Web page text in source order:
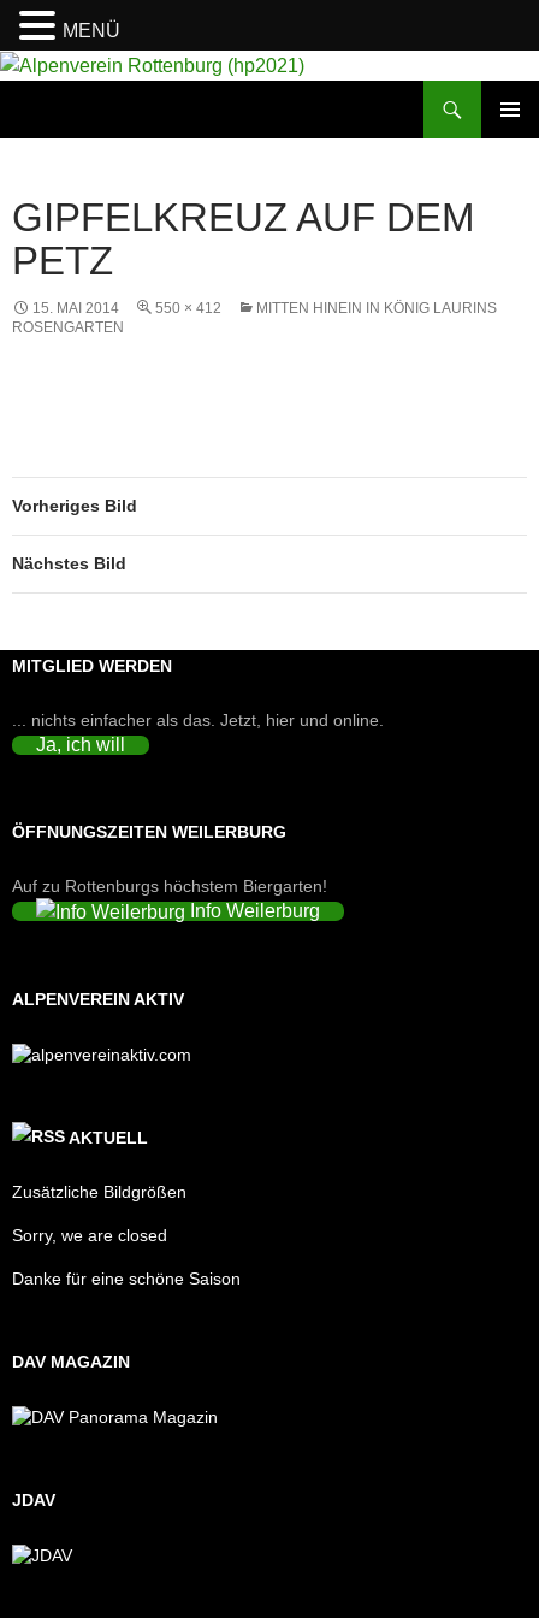
GIPFELKREUZ AUF DEM
PETZ
15. MAI 2014 550 × 412
MITTEN HINEIN IN KÖNIG LAURINS
ROSENGARTEN
Vorheriges Bild
Nächstes Bild
MITGLIED WERDEN
... nichts einfacher als das. Jetzt, hier und online.
Ja, ich will
ÖFFNUNGSZEITEN WEILERBURG
Auf zu Rottenburgs höchstem Biergarten!
Info Weilerburg
ALPENVEREIN AKTIV
AKTUELL
Zusätzliche Bildgrößen
Sorry, we are closed
Danke für eine schöne Saison
DAV MAGAZIN
JDAV
MENÜ